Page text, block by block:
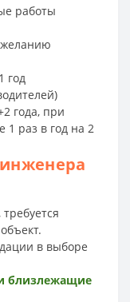
работы
желанию
год
года, при
1 раз в год на 2
в выборе
близлежащие